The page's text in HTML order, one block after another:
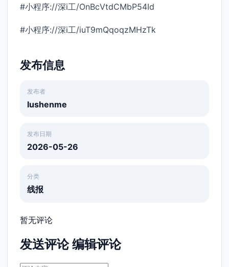
#小程序://深i工/OnBcVtdCMbP54Id
#小程序://深i工/iuT9mQqoqzMHzTk
发布信息
发布者
lushenme
发布日期
2026-05-26
分类
线报
暂无评论
发送评论 编辑评论